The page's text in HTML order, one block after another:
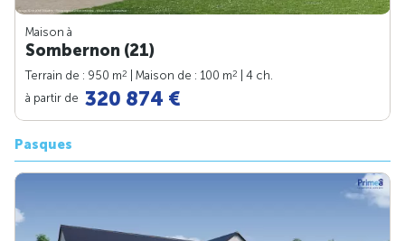
Maison à
Sombernon (21)
Terrain de : 950 m2 | Maison de : 100 m2
| 4 ch.
à partir de 320 874 €
Pasques